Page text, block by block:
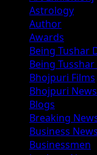
Astrology
Author
Awards
Being Tushar
Being
Bhojpuri Films
Bhojpuri News
Blogs
Breaking
Business News
Businessmen